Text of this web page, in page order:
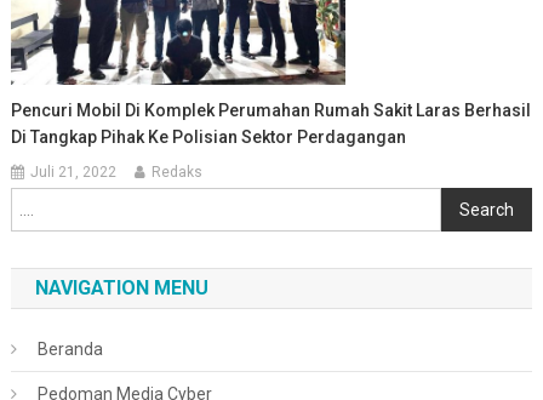
Pencuri Mobil Di Komplek Perumahan Rumah Sakit Laras Berhasil
Di Tangkap Pihak Ke Polisian Sektor Perdagangan
Juli 21, 2022 Redaks
Search
NAVIGATION MENU
Beranda
Pedoman Media Cyber